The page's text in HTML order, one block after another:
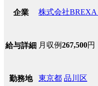
企業 株式会社BREXA
給与詳細 月収例267,500円
勤務地 東京都 品川区